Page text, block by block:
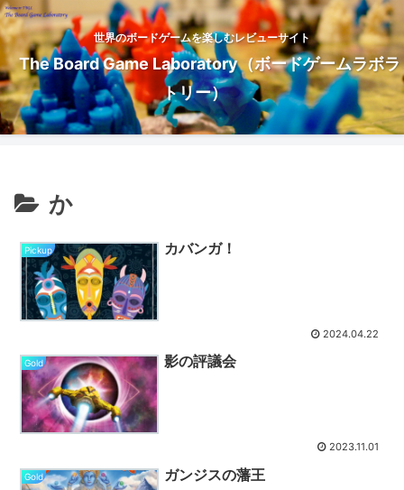
世界のボードゲームを楽しむレビューサイト
The Board Game Laboratory（ボードゲームラボラ
トリー）
か
Pickup カバンガ！
2024.04.22
Gold 影の評議会
2023.11.01
Gold ガンジスの藩王